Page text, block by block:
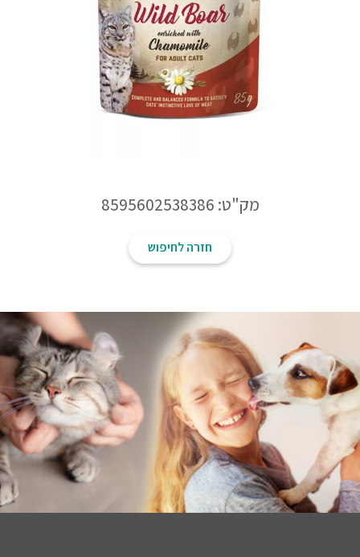
מק"ט: 8595602538386
חזרה לחיפוש